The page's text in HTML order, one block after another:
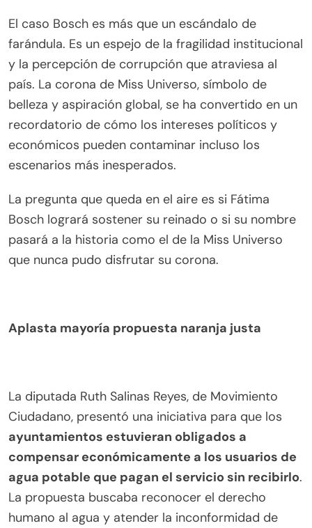
El caso Bosch es más que un escándalo de
farándula. Es un espejo de la fragilidad institucional
y la percepción de corrupción que atraviesa al
país. La corona de Miss Universo, símbolo de
belleza y aspiración global, se ha convertido en un
recordatorio de cómo los intereses políticos y
económicos pueden contaminar incluso los
escenarios más inesperados.
La pregunta que queda en el aire es si Fátima
Bosch logrará sostener su reinado o si su nombre
pasará a la historia como el de la Miss Universo
que nunca pudo disfrutar su corona.
Aplasta mayoría propuesta naranja justa
La diputada Ruth Salinas Reyes, de Movimiento
Ciudadano, presentó una iniciativa para que los
ayuntamientos estuvieran obligados a
compensar económicamente a los usuarios de
agua potable que pagan el servicio sin recibirlo.
La propuesta buscaba reconocer el derecho
humano al agua y atender la inconformidad de